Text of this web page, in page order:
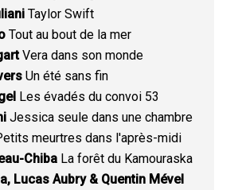
Taylor Swift
Tout au bout de la mer
Vera dans son monde
Un été sans fin
Les évadés du convoi 53
Jessica seule dans une chambre
meurtres dans l'après-midi
Chiba La forêt du Kamouraska
Lucas Aubry & Quentin Mével